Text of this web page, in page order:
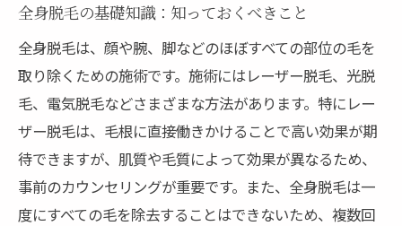
脱毛プラン選びで考慮すべきライフスタイ
ル
効果的な脱毛スケジュールの組み方
カウンセリングで確認すべき質問事項
サロンの口コミと実績の重要性
予算に応じた最適なプランの見つけ方
最新の脱毛技術とその効果的な活用法
全身脱毛の基礎知識：知っておくべきこと
全身脱毛は、顔や腕、脚などのほぼすべての部位の毛を
取り除くための施術です。施術にはレーザー脱毛、光脱
毛、電気脱毛などさまざまな方法があります。特にレー
ザー脱毛は、毛根に直接働きかけることで高い効果が期
待できますが、肌質や毛質によって効果が異なるため、
事前のカウンセリングが重要です。また、全身脱毛は一
度にすべての毛を除去することはできないため、複数回